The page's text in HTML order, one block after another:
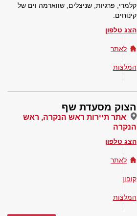
קלמרי, פרגיות, שניצלים, שווארמה וים של
קינוחים.
הצג טלפון
לאתר
המלצות
הצוק מסעדת שף
אתר תיירות ראש הנקרה, ראש
הנקרה
הצג טלפון
לאתר
קופון
המלצות